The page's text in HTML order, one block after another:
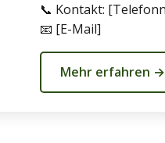
📞 Kontakt:
📧 [E-Mail]
Mehr erfahren →